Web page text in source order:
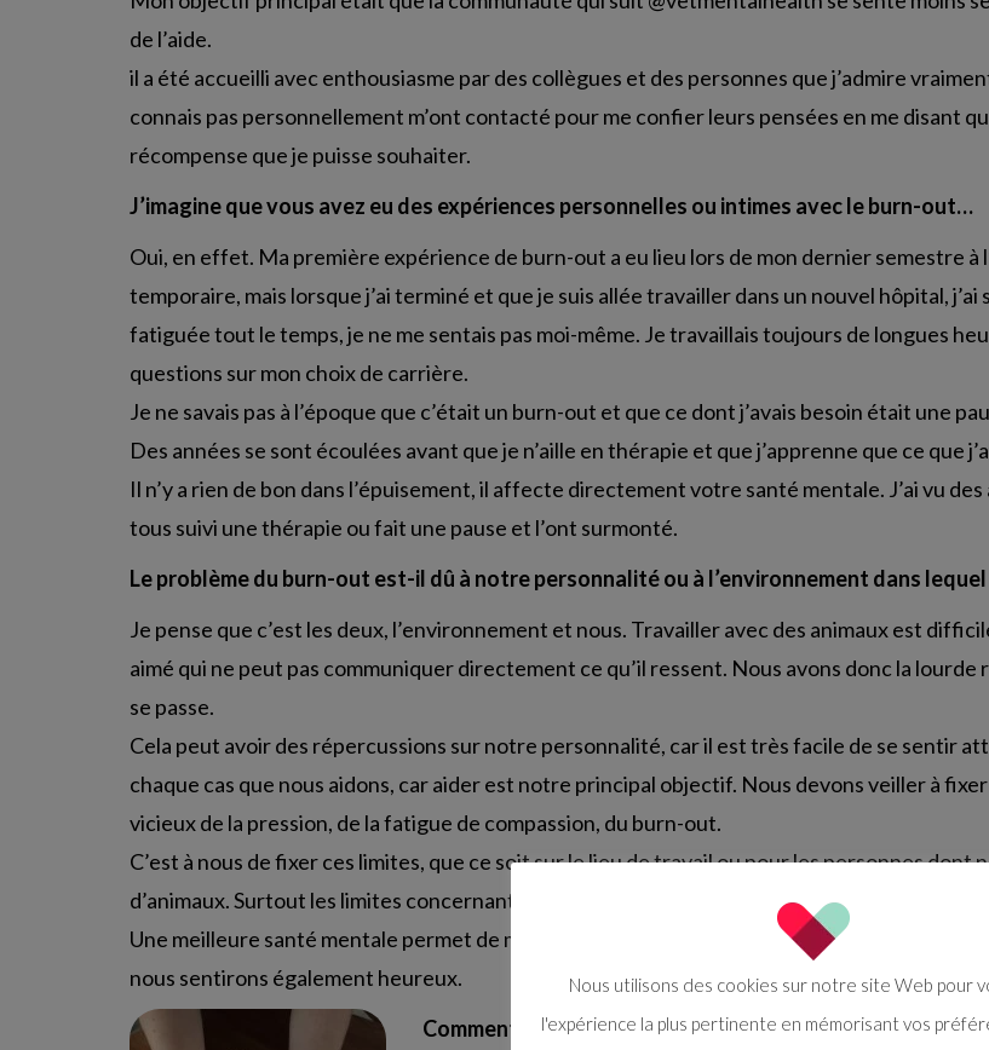
de l’aide.
il a été accueilli avec enthousiasme par des collègues et des personnes que j’admire
connais pas personnellement m’ont contacté pour me confier leurs pensées en me disant
récompense que je puisse souhaiter.
J’imagine que vous avez eu des expériences personnelles ou intimes avec le burn-out…
Oui, en effet. Ma première expérience de burn-out a eu lieu lors de mon dernier semestre à
temporaire, mais lorsque j’ai terminé et que je suis allée travailler dans un nouvel hôpital,
fatiguée tout le temps, je ne me sentais pas moi-même. Je travaillais toujours de longues
questions sur mon choix de carrière.
Je ne savais pas à l’époque que c’était un burn-out et que ce dont j’avais besoin était une
Des années se sont écoulées avant que je n’aille en thérapie et que j’apprenne que ce que
Il n’y a rien de bon dans l’épuisement, il affecte directement votre santé mentale. J’ai vu
tous suivi une thérapie ou fait une pause et l’ont surmonté.
Le problème du burn-out est-il dû à notre personnalité ou à l’environnement dans
Je pense que c’est les deux, l’environnement et nous. Travailler avec des animaux est
aimé qui ne peut pas communiquer directement ce qu’il ressent. Nous avons donc la
se passe.
Cela peut avoir des répercussions sur notre personnalité, car il est très facile de se sentir
chaque cas que nous aidons, car aider est notre principal objectif. Nous devons veiller à
vicieux de la pression, de la fatigue de compassion, du burn-out.
C’est à nous de fixer ces limites, que ce soit sur le lieu de travail ou pour les personnes
d’animaux. Surtout les limites concernant le respect de soi et tout ce qui l’accompagne.
Une meilleure santé mentale permet de mieux résoudre les cas et, au final, nous aurons
nous sentirons également heureux.
Comment prenez-vous soin de vous au quotidien ?
Nous utilisons des cookies sur notre site Web pour
l'expérience la plus pertinente en mémorisant vos